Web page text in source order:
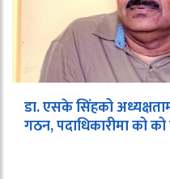
डा. एसके सिंहको
गठन, पदाधिकारीमा को को